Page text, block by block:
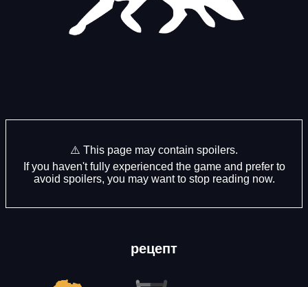
⚠️ This page may contain spoilers.
If you haven't fully experienced the game and prefer to
avoid spoilers, you may want to stop reading now.
рецепт